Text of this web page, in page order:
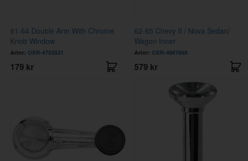
61-64 Double Arm With Chrome
Knob Window
Artnr: OER-4753531
179 kr
62-65 Chevy II / Nova Sedan/
Wagon Inner
Artnr: OER-4867668
579 kr